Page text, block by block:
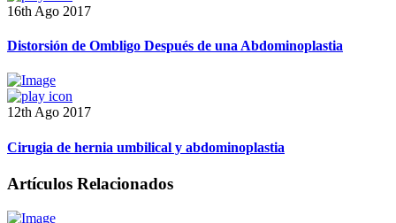
16th Ago 2017
Distorsión de Ombligo Después de una Abdominoplastia
12th Ago 2017
Cirugia de hernia umbilical y abdominoplastia
Artículos Relacionados